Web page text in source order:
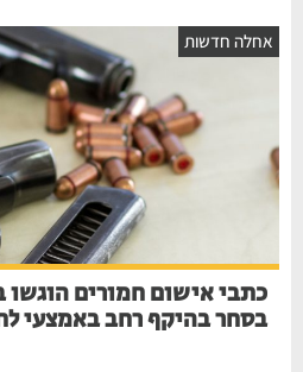
חדשות
בסחר בהיקף רחב באמצעי